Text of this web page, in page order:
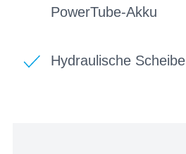
PowerTube-Akku
Hydraulische